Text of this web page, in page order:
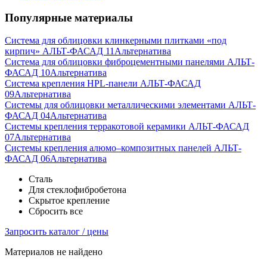
Популярные материалы
Система для облицовки клинкерными плитками «под
кирпич» АЛЬТ-ФАСАД 11 Альтернатива
Система для облицовки фиброцементными панелями АЛЬТ-
ФАСАД 10Альтернатива
Система крепления HPL-панели АЛЬТ-ФАСАД
09Альтернатива
Системы для облицовки металлическими элементами АЛЬТ-
ФАСАД 04Альтернатива
Системы крепления терракотовой керамики АЛЬТ-ФАСАД
07Альтернатива
Cистемы крепления алюмо–композитных панелей АЛЬТ-
ФАСАД 06Альтернатива
Сталь
Для стеклофибробетона
Скрытое крепление
Сбросить все
Запросить каталог / цены
Материалов не найдено